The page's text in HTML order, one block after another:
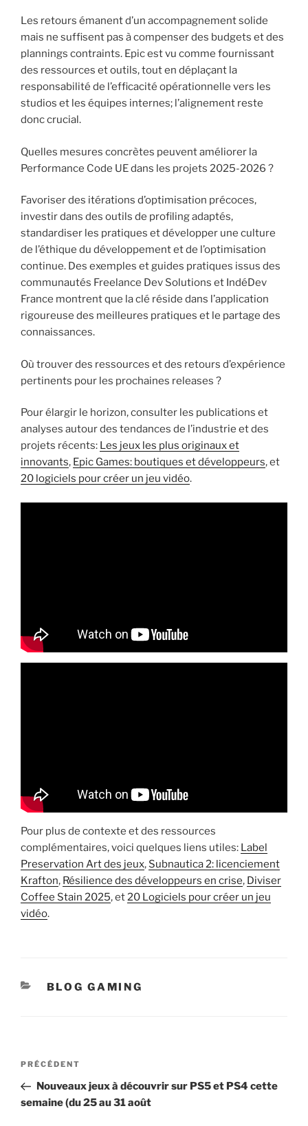
Les retours émanent d’un accompagnement solide
mais ne suffisent pas à compenser des budgets et des
plannings contraints. Epic est vu comme fournissant
des ressources et outils, tout en déplaçant la
responsabilité de l’efficacité opérationnelle vers les
studios et les équipes internes; l’alignement reste
donc crucial.
Quelles mesures concrètes peuvent améliorer la
Performance Code UE dans les projets 2025-2026 ?
Favoriser des itérations d’optimisation précoces,
investir dans des outils de profiling adaptés,
standardiser les pratiques et développer une culture
de l’éthique du développement et de l’optimisation
continue. Des exemples et guides pratiques issus des
communautés Freelance Dev Solutions et IndéDev
France montrent que la clé réside dans l’application
rigoureuse des meilleures pratiques et le partage des
connaissances.
Où trouver des ressources et des retours d’expérience
pertinents pour les prochaines releases ?
Pour élargir le horizon, consulter les publications et
analyses autour des tendances de l’industrie et des
projets récents: Les jeux les plus originaux et
innovants, Epic Games: boutiques et développeurs, et
20 logiciels pour créer un jeu vidéo.
Pour plus de contexte et des ressources
complémentaires, voici quelques liens utiles: Label
Preservation Art des jeux, Subnautica 2: licenciement
Krafton, Résilience des développeurs en crise, Diviser
Coffee Stain 2025, et20 Logiciels pour créer un jeu
vidéo.
CATÉGORIES
BLOG GAMING
Navigation
l’article
Article
précédent
PRÉCÉDENT
Nouveaux jeux à découvrir sur PS5 et PS4 cette
semaine (du 25 au 31 août